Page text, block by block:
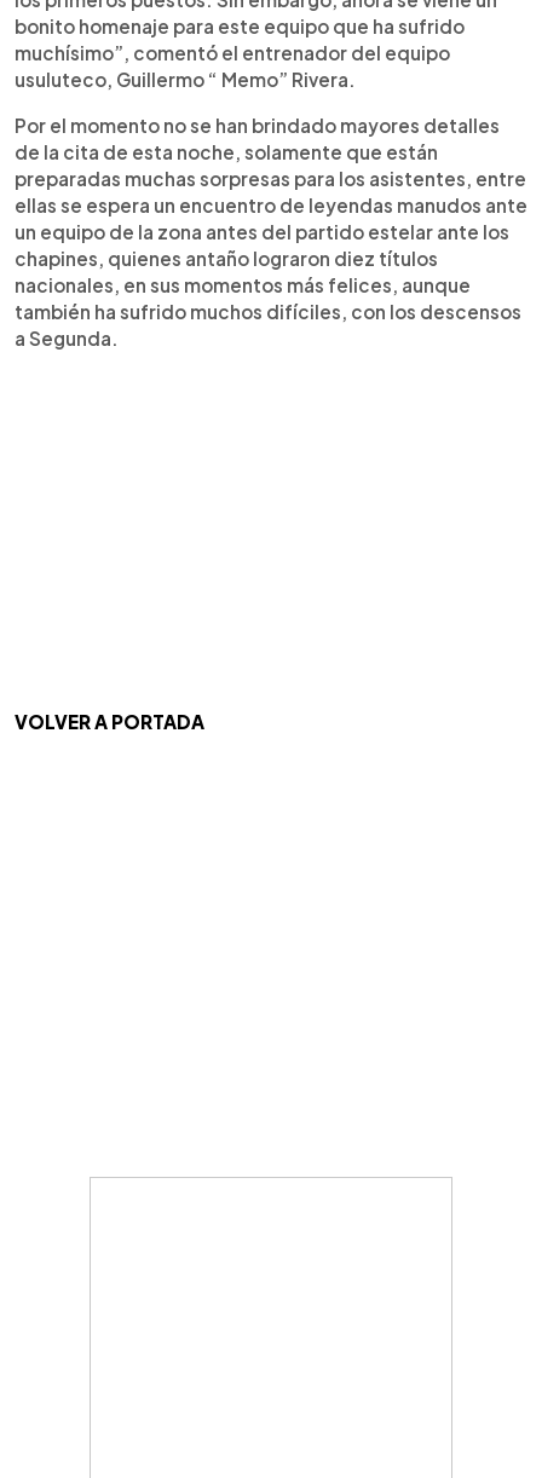
bonito homenaje para este equipo que ha sufrido
muchísimo”, comentó el entrenador del equipo
usuluteco, Guillermo “ Memo” Rivera.
Por el momento no se han brindado mayores detalles
de la cita de esta noche, solamente que están
preparadas muchas sorpresas para los asistentes, entre
ellas se espera un encuentro de leyendas manudos ante
un equipo de la zona antes del partido estelar ante los
chapines, quienes antaño lograron diez títulos
nacionales, en sus momentos más felices, aunque
también ha sufrido muchos difíciles, con los descensos
a Segunda.
VOLVER A PORTADA